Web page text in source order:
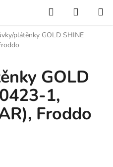
Hledat
KOŠÍK
plátěnky GOLD SHINE
GOLD
1,
Froddo